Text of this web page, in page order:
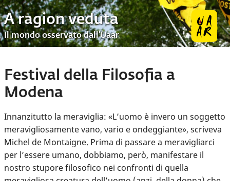
A ragion veduta
Il mondo osservato dall’Uaar
Festival della Filosofia a
Modena
Innanzitutto la meraviglia: «L’uomo è invero un soggetto
meravigliosamente vano, vario e ondeggiante», scriveva
Michel de Montaigne. Prima di passare a meravigliarci
per l’essere umano, dobbiamo, però, manifestare il
nostro stupore filosofico nei confronti di quella